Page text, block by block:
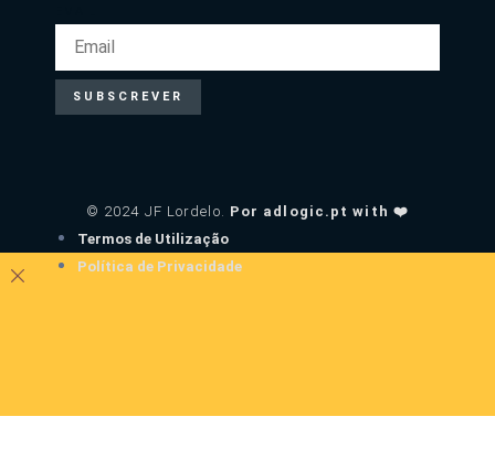
SUBSCREVER
© 2024 JF Lordelo. Por adlogic.pt with ❤️
Termos de Utilização
Política de Privacidade